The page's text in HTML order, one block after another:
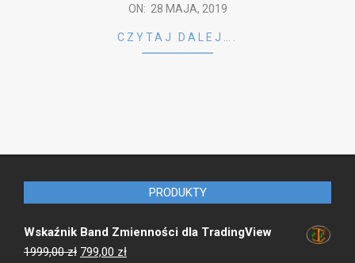
ON: 28 MAJA, 2019
CZYTAJ DALEJ….
PRODUKTY
Wskaźnik Band Zmienności dla TradingView
1999,00zł Pierwotna
799,00 złAktualna